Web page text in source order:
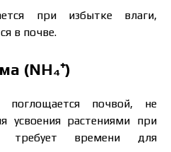
при избытке влаги,
в почве.
(NH₄⁺)
почвой, не
усвоения растениями при
требует времени для